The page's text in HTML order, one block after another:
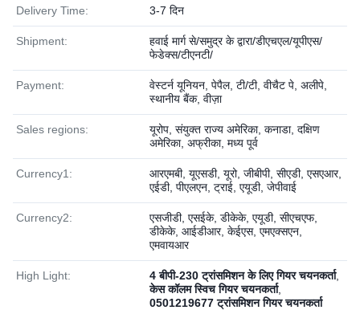
Delivery Time: 3-7 दिन
Shipment:
हवाई मार्ग से/समुद्र के द्वारा/डीएचएल/यूपीएस/
फेडेक्स/टीएनटी/
Payment:
वेस्टर्न यूनियन, पेपैल, टी/टी, वीचैट पे, अलीपे,
स्थानीय बैंक, वीज़ा
Sales regions:
यूरोप, संयुक्त राज्य अमेरिका, कनाडा, दक्षिण
अमेरिका, अफ्रीका, मध्य पूर्व
Currency1:
आरएमबी, यूएसडी, यूरो, जीबीपी, सीएडी, एसएआर,
एईडी, पीएलएन, ट्राई, एयूडी, जेपीवाई
Currency2:
एसजीडी, एसईके, डीकेके, एयूडी, सीएचएफ,
डीकेके, आईडीआर, केईएस, एमएक्सएन,
एमवायआर
High Light: 4 बीपी-230 ट्रांसमिशन के लिए गियर चयनकर्ता,
केस कॉलम स्विच गियर चयनकर्ता,
0501219677 ट्रांसमिशन गियर चयनकर्ता